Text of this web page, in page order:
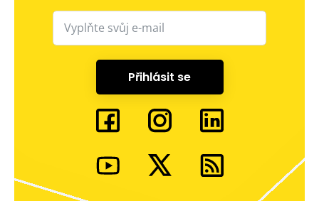
Přihlásit se